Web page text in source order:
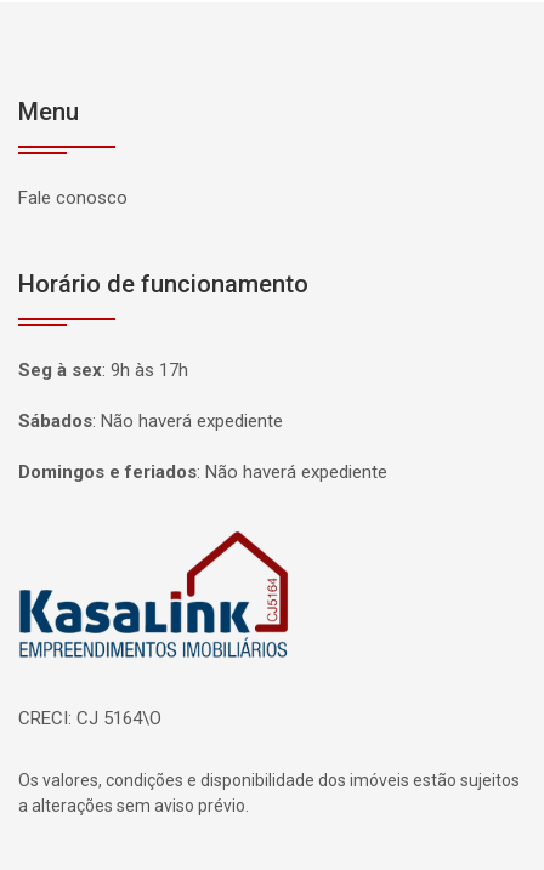
Menu
Fale conosco
Horário de funcionamento
Seg à sex: 9h às 17h
Sábados: Não haverá expediente
Domingos e feriados: Não haverá expediente
CRECI: CJ 5164\O
Os valores, condições e disponibilidade dos imóveis estão sujeitos
a alterações sem aviso prévio.